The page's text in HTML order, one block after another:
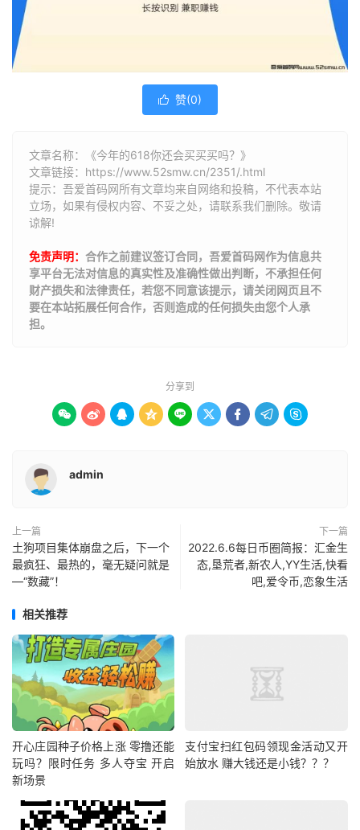
 赞(0)
文章名称：《今年的618你还会买买买吗？》
文章链接： https://www.52smw.cn/2351/.html
提示：吾爱首码网所有文章均来自网络和投稿，不代表本站
立场，如果有侵权内容、不妥之处，请联系我们删除。敬请
谅解!
免责声明： 合作之前建议签订合同，吾爱首码网作为信息共
享平台无法对信息的真实性及准确性做出判断，不承担任何
财产损失和法律责任，若您不同意该提示，请关闭网页且不
要在本站拓展任何合作，否则造成的任何损失由您个人承
担。
分享到
        
admin
上一篇
土狗项目集体崩盘之后，下一个
最疯狂、最热的，毫无疑问就是
—“数藏”！
下一篇
2022.6.6每日币圈简报：汇金生
态,垦荒者,新农人,YY生活,快看
吧,爱令币,恋象生活
相关推荐
开心庄园种子价格上涨 零撸还能
玩吗？限时任务 多人夺宝 开启
新场景
支付宝扫红包码领现金活动又开
始放水 赚大钱还是小钱？？？